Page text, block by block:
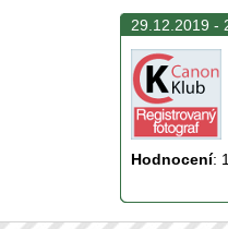
29.12.2019 -
Hodnocení: 1